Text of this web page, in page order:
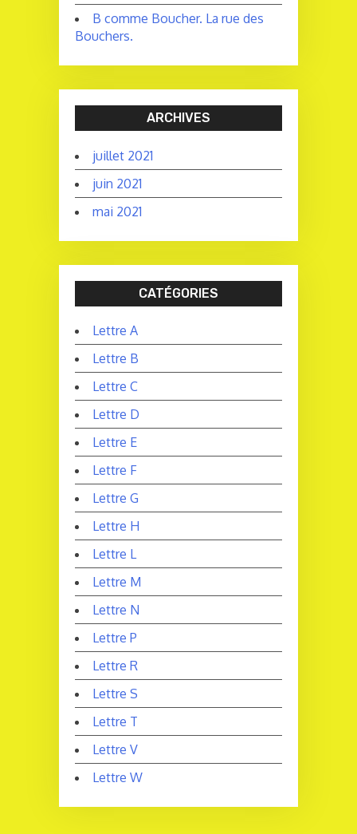
B comme Boucher. La rue des
Bouchers.
ARCHIVES
juillet 2021
juin 2021
mai 2021
CATÉGORIES
Lettre A
Lettre B
Lettre C
Lettre D
Lettre E
Lettre F
Lettre G
Lettre H
Lettre L
Lettre M
Lettre N
Lettre P
Lettre R
Lettre S
Lettre T
Lettre V
Lettre W